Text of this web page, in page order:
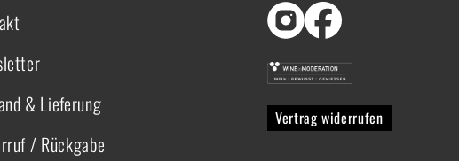
& Lieferung
/ Rückgabe
Vertrag widerrufen